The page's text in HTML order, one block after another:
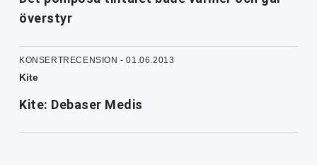
överstyr
KONSERTRECENSION - 01.06.2013
Kite
Kite: Debaser Medis